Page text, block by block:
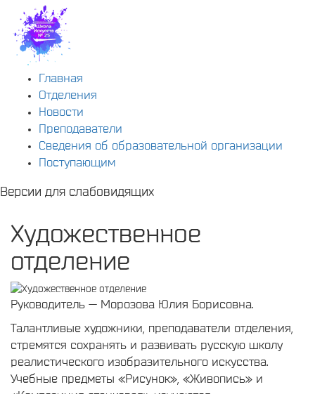
Главная
Отделения
Новости
Преподаватели
Сведения об образовательной организации
Поступающим
Версии для слабовидящих
Художественное
отделение
Руководитель — Морозова Юлия Борисовна.
Талантливые художники, преподаватели отделения,
стремятся сохранять и развивать русскую школу
реалистического изобразительного искусства.
Учебные предметы «Рисунок», «Живопись» и